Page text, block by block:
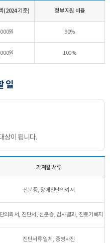
(2024 기준) 정부 지원 비율
원 90%
원 100%
일
상이 됩니다.
가져갈 서류
신분증, 장애진단의뢰서
의뢰서, 진단서, 신분증, 검사결과, 진료기록지
진단서류 일체, 증명사진
하기